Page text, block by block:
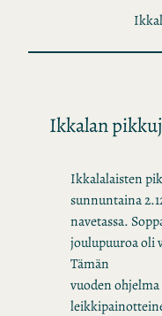
Ikkalan
Ikkalalaisten
sunnuntaina
navetassa.
joulupuuroa oli
Tämän
vuoden